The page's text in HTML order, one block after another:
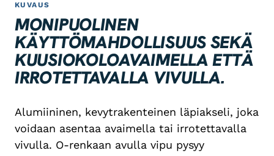
KUVAUS
MONIPUOLINEN
KÄYTTÖMAHDOLLISUUS SEKÄ
KUUSIOKOLOAVAIMELLA ETTÄ
IRROTETTAVALLA VIVULLA.
Alumiininen, kevytrakenteinen läpiakseli, joka
voidaan asentaa avaimella tai irrotettavalla
vivulla. O-renkaan avulla vipu pysyy